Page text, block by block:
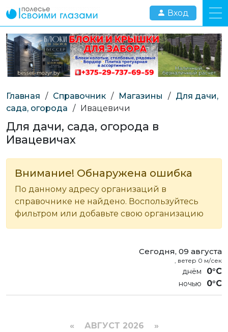
Вход
Главная / Справочник / Магазины / Для дачи,
сада, огорода / Ивацевичи
Для дачи, сада, огорода в
Ивацевичах
Внимание! Обнаружена ошибка
По данному адресу организаций в
справочнике не найдено. Воспользуйтесь
фильтром или добавьте свою организацию
Сегодня, 09 августа
, ветер 0 м/сек
0°C
0°C
« АВГУСТ 2026 »